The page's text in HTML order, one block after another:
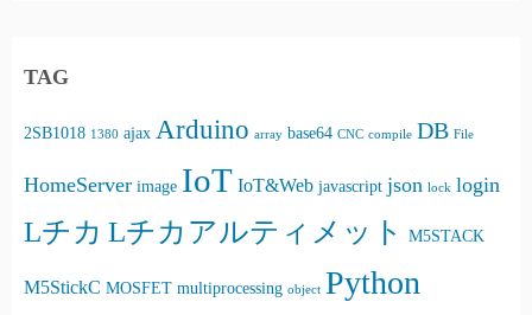
TAG
2SB1018 1380 ajax Arduino array base64 CNC compile DB File
HomeServer image IoT IoT&Web javascript json lock login
Lチカ Lチカアルティメット M5STACK
M5StickC MOSFET multiprocessing object Python